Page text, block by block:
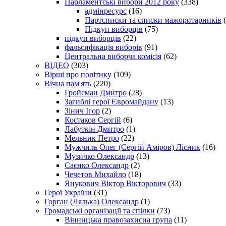
адмінресурс (16)
Партсписки та списки мажоритарників
Підкуп виборців (75)
підкуп виборців (22)
фальсифікація виборів (91)
Центральна виборча комісія (62)
ВІДЕО (303)
Вірші про політику (109)
Вічна пам'ять (220)
Гройсман Дмитро (28)
Загиблі герої Євромайдану (13)
Зінич Ігор (2)
Костаков Сергій (6)
Лабуткін Дмитро (1)
Мельник Петро (22)
Мужчиль Олег (Сергій Аміров) Лісник (16)
Музичко Олександр (13)
Саєнко Олександр (2)
Чечетов Михайло (18)
Янукович Віктор Вікторович (33)
Герої України (31)
Горган (Лялька) Олександр (1)
Громадські організації та спілки (73)
Вінницька правозахисна група (11)